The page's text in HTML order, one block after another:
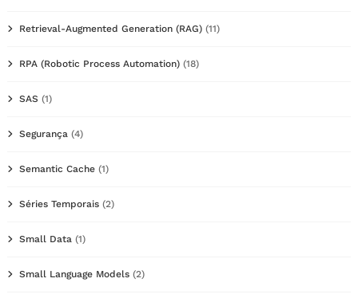
Retrieval-Augmented Generation (RAG) (11)
RPA (Robotic Process Automation) (18)
SAS (1)
Segurança (4)
Semantic Cache (1)
Séries Temporais (2)
Small Data (1)
Small Language Models (2)